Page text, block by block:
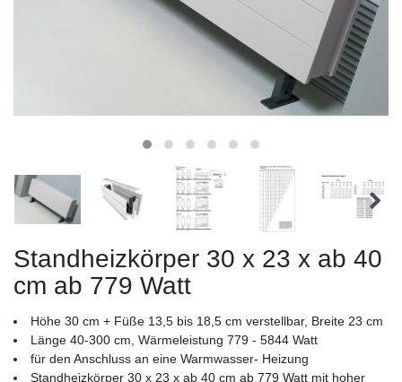
Standheizkörper 30 x 23 x ab 40
cm ab 779 Watt
Höhe 30 cm + Füße 13,5 bis 18,5 cm verstellbar, Breite 23 cm
Länge 40-300 cm, Wärmeleistung 779 - 5844 Watt
für den Anschluss an eine Warmwasser- Heizung
Standheizkörper 30 x 23 x ab 40 cm ab 779 Watt mit hoher